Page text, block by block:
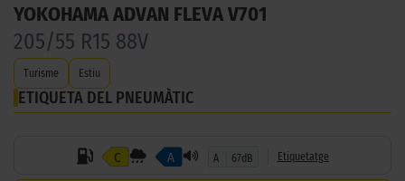
YOKOHAMA ADVAN FLEVA V701
205/55 R15 88V
Turisme Estiu
ETIQUETA DEL PNEUMÀTIC
C A A 67dB Etiquetatge